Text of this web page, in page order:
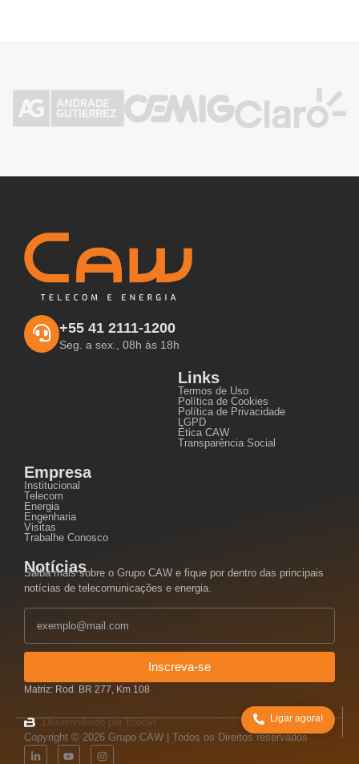
+55 41 2111-1200
Seg. a sex., 08h às 18h
Links
Termos de Uso
Política de Cookies
Política de Privacidade
LGPD
Ética CAW
Transparência Social
Empresa
Institucional
Telecom
Energia
Engenharia
Visitas
Trabalhe Conosco
Notícias
Saiba mais sobre o Grupo CAW e fique por dentro das principais
notícias de telecomunicações e energia.
Inscreva-se
Matriz: Rod. BR 277, Km 108
Desenvolvido por Brockt
Copyright © 2026 Grupo CAW | Todos os Direitos reservados
Ligar agora!